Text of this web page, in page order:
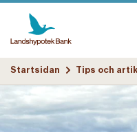
Startsidan Tips och